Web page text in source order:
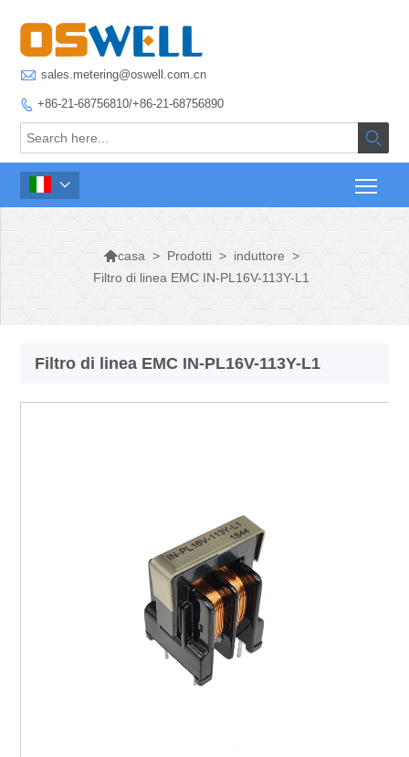
 sales.metering@oswell.com.cn
 +86-21-68756810/+86-21-68756890


casa > Prodotti > induttore >
Filtro di linea EMC IN-PL16V-113Y-L1
Filtro di linea EMC IN-PL16V-113Y-L1